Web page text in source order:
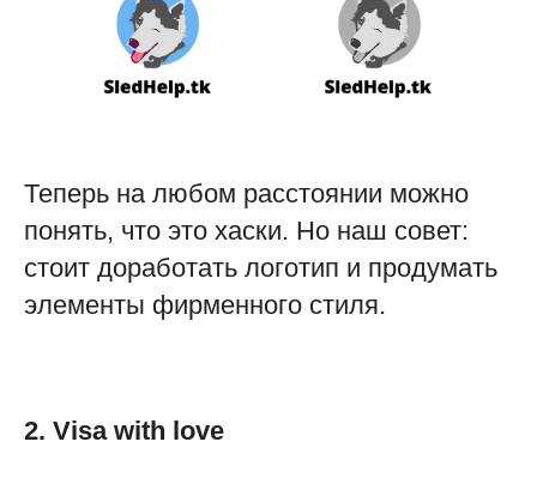
Теперь на любом расстоянии можно
понять, что это хаски. Но наш совет:
стоит доработать логотип и продумать
элементы фирменного стиля.
2. Visa with love